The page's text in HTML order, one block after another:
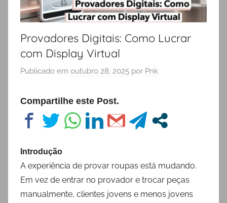
Provadores Digitais: Como Lucrar
com Display Virtual
Publicado em outubro 28, 2025 por Pnk
Compartilhe este Post.
Introdução
A experiência de provar roupas está mudando.
Em vez de entrar no provador e trocar peças
manualmente, clientes jovens e menos jovens